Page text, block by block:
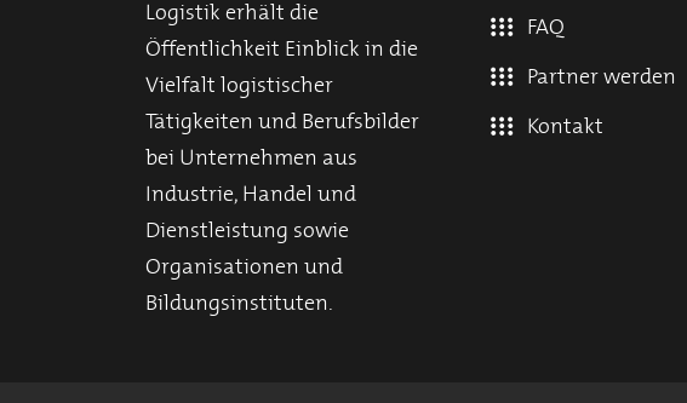
Logistik erhält die
Öffentlichkeit Einblick in die
Vielfalt logistischer
Tätigkeiten und Berufsbilder
bei Unternehmen aus
Industrie, Handel und
Dienstleistung sowie
Organisationen und
Bildungsinstituten.
FAQ
Partner werden
Kontakt